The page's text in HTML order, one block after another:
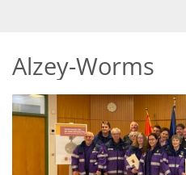
Alzey-Worms